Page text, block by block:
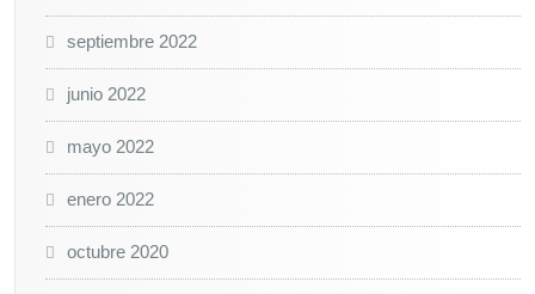
septiembre 2022
junio 2022
mayo 2022
enero 2022
octubre 2020